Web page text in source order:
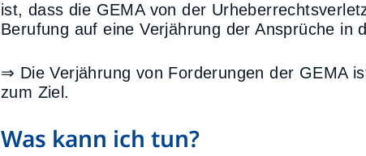
ist, dass die GEMA von der
Berufung auf eine Verjährung der Ansprüche in
⇒ Die Verjährung von Forderungen der GEMA
zum Ziel.
Was kann ich tun?